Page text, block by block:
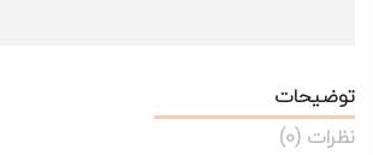
توضیحات
نظرات (0)